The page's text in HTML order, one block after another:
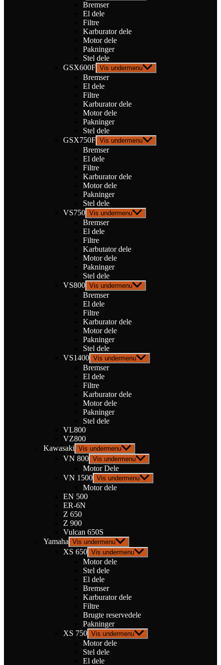
Bremser
El dele
Filtre
Karburator dele
Motor dele
Pakninger
Stel dele
GSX600F Vis undermenu
Bremser
El dele
Filtre
Karburator dele
Motor dele
Pakninger
Stel dele
GSX750F Vis undermenu
Bremser
El dele
Filtre
Karburator dele
Motor dele
Pakninger
Stel dele
VS750 Vis undermenu
Bremser
El dele
Filtre
Karbutator dele
Motor dele
Pakninger
Stel dele
VS800 Vis undermenu
Bremser
El dele
Filtre
Karburator dele
Motor dele
Pakninger
Stel dele
VS1400 Vis undermenu
Bremser
El dele
Filtre
Karburator dele
Motor dele
Pakninger
Stel dele
VL800
VZ800
Kawasaki Vis undermenu
VN 800 Vis undermenu
Motor Dele
VN 1500 Vis undermenu
Motor dele
EN 500
ER-6N
Z 650
Z 900
Vulcan 650S
Yamaha Vis undermenu
XS 650 Vis undermenu
Motor dele
Stel dele
El dele
Bremser
Karburator dele
Filtre
Brugte reservedele
Pakninger
XS 750 Vis undermenu
Motor dele
Stel dele
El dele